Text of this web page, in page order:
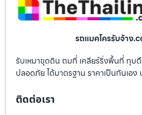
รถแมคโครรับจ้าง
รับเหมาขุดดิน ถมที่ เคลียร์ริ่งพื้นที่ ทุบ
ปลอดภัย ได้มาตรฐาน ราคาเป็นกันเอง
ติดต่อเรา